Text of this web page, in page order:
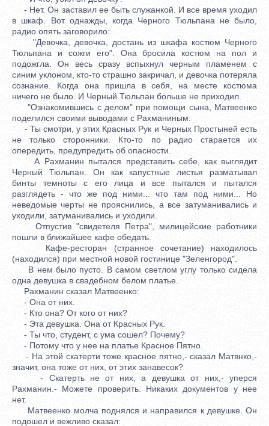
- Нет. Он заставил ее быть служанкой. И все время уходил
в шкаф. Вот однажды, когда Черного Тюльпана не было,
радио опять заговорило:
"Девочка, девочка, достань из шкафа костюм Черного
Тюльпана и сожги его". Она бросила костюм на пол и
подожгла. Он весь сразу вспыхнул черным пламенем с
синим уклоном, кто-то страшно закричал, и девочка потеряла
сознание. Когда она пришла в себя, на месте костюма
ничего не было. И Черный Тюльпан больше не приходил.
"Ознакомившись с делом" при помощи сына, Матвеенко
поделился своими выводами с Рахманиным:
- Ты смотри, у этих Красных Рук и Черных Простыней есть
не только сторонники. Кто-то по радио старается их
опередить, предупредить об опасности.
А Рахманин пытался представить себе, как выглядит
Черный Тюльпан. Он как капустные листья разматывал
бинты темноты с его лица и все пытался и пытался
разглядеть - что же под ними... что там под ними... Но
неведомые черты не прояснились, а все затуманивались и
уходили, затуманивались и уходили.
Отпустив "свидетеля Петра", милицейские работники
пошли в ближайшее кафе обедать.
Кафе-ресторан (странное сочетание) находилось
(находился) при местной новой гостинице "Зеленгород".
В нем было пусто. В самом светлом углу только сидела
одна девушка в свадебном белом платье.
Рахманин сказал Матвеенко:
- Она от них.
- Кто она? От кого от них?
- Эта девушка. Она от Красных Рук.
- Ты что, студент, с ума сошел? Почему?
- Потому что у нее на платье Красное Пятно.
- На этой скатерти тоже красное пятно,- сказал Матвнко,-
значит, она тоже от них, от этих занавесок?
- Скатерть не от них, а девушка от них,- уперся
Рахманин.- Можете проверить. Никаких документов у нее
нет.
Матвеенко молча поднялся и направился к девушке. Он
подошел и вежливо сказал: